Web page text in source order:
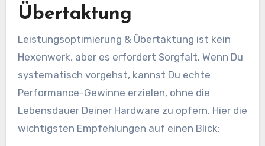
Übertaktung
Leistungsoptimierung & Übertaktung ist kein
Hexenwerk, aber es erfordert Sorgfalt. Wenn Du
systematisch vorgehst, kannst Du echte
Performance-Gewinne erzielen, ohne die
Lebensdauer Deiner Hardware zu opfern. Hier die
wichtigsten Empfehlungen auf einen Blick: